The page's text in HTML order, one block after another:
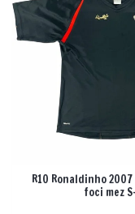
R10 Ronaldinho
foci mez